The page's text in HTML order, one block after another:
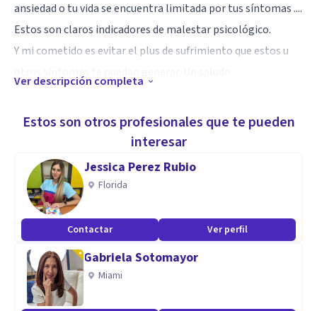
ansiedad o tu vida se encuentra limitada por tus síntomas ....
Estos son claros indicadores de malestar psicológico.
Y mi cometido es evitar el plus de sufrimiento que estos u
Entiendo que puedo ofrecer mucho más que consejos, para
encuentren sus respuestas y reflexionen acerca de la
implicación de su posición en su malestar,
siendo este el camino para poder cambiar su óptica
Aptitudes
Soy Psicóloga Sanitaria
Atiendo adultos y adolescentes
Ver descripción completa
Estos son otros profesionales que te pueden
interesar
Jessica Perez Rubio
Florida
Contactar Ver perfil
Gabriela Sotomayor
Miami